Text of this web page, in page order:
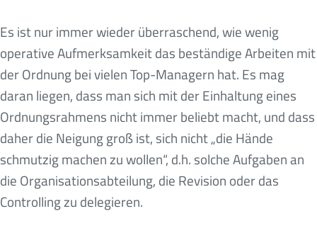
Es ist nur immer wieder überraschend, wie wenig
operative Aufmerksamkeit das beständige Arbeiten mit
der Ordnung bei vielen Top-Managern hat. Es mag
daran liegen, dass man sich mit der Einhaltung eines
Ordnungsrahmens nicht immer beliebt macht, und dass
daher die Neigung groß ist, sich nicht „die Hände
schmutzig machen zu wollen“, d.h. solche Aufgaben an
die Organisationsabteilung, die Revision oder das
Controlling zu delegieren.